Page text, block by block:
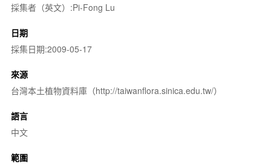
採集者（英文）:Pi-Fong Lu
日期
採集日期:2009-05-17
來源
台灣本土植物資料庫（http://taiwanflora.sinica.edu.tw/）
語言
中文
範圍